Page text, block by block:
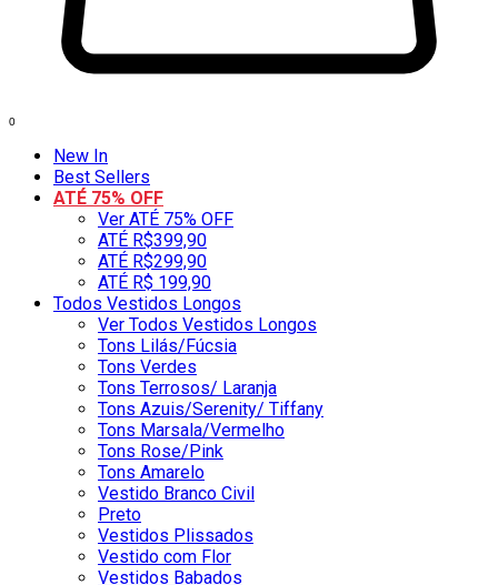
0
New In
Best Sellers
ATÉ 75% OFF
Ver ATÉ 75% OFF
ATÉ R$399,90
ATÉ R$299,90
ATÉ R$ 199,90
Todos Vestidos Longos
Ver Todos Vestidos Longos
Tons Lilás/Fúcsia
Tons Verdes
Tons Terrosos/ Laranja
Tons Azuis/Serenity/ Tiffany
Tons Marsala/Vermelho
Tons Rose/Pink
Tons Amarelo
Vestido Branco Civil
Preto
Vestidos Plissados
Vestido com Flor
Vestidos Babados